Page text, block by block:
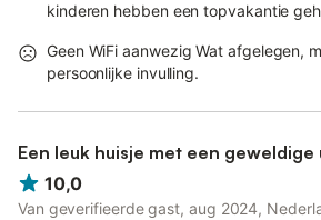
kinderen hebben een topvakantie
Geen WiFi aanwezig Wat afgelegen,
persoonlijke invulling.
Een leuk huisje met een geweldige
10,0
Van geverifieerde gast, aug 2024,